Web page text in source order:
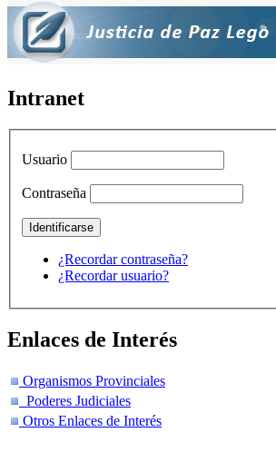
Intranet
Usuario
Contraseña
¿Recordar contraseña?
¿Recordar usuario?
Enlaces de Interés
Organismos Provinciales
Poderes Judiciales
Otros Enlaces de Interés